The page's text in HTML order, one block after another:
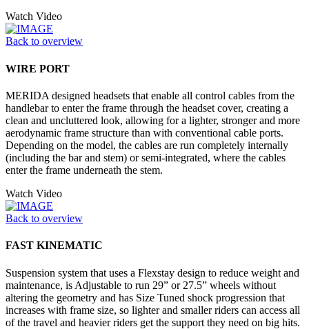
Watch Video
Back to overview
WIRE PORT
MERIDA designed headsets that enable all control cables from the
handlebar to enter the frame through the headset cover, creating a
clean and uncluttered look, allowing for a lighter, stronger and more
aerodynamic frame structure than with conventional cable ports.
Depending on the model, the cables are run completely internally
(including the bar and stem) or semi-integrated, where the cables
enter the frame underneath the stem.
Watch Video
Back to overview
FAST KINEMATIC
Suspension system that uses a Flexstay design to reduce weight and
maintenance, is Adjustable to run 29” or 27.5” wheels without
altering the geometry and has Size Tuned shock progression that
increases with frame size, so lighter and smaller riders can access all
of the travel and heavier riders get the support they need on big hits.